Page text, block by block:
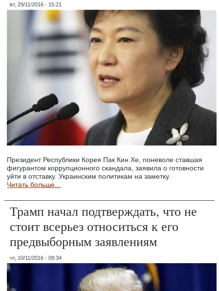
вт, 29/11/2016 - 15:21
Президент Республики Корея Пак Кин Хе, поневоле ставшая
фигурантом коррупционного скандала, заявила о готовности
уйти в отставку. Украинским политикам на заметку.
Читать больше...
Трамп начал подтверждать, что не
стоит всерьез относиться к его
предвыборным заявлениям
чт, 10/11/2016 - 09:34